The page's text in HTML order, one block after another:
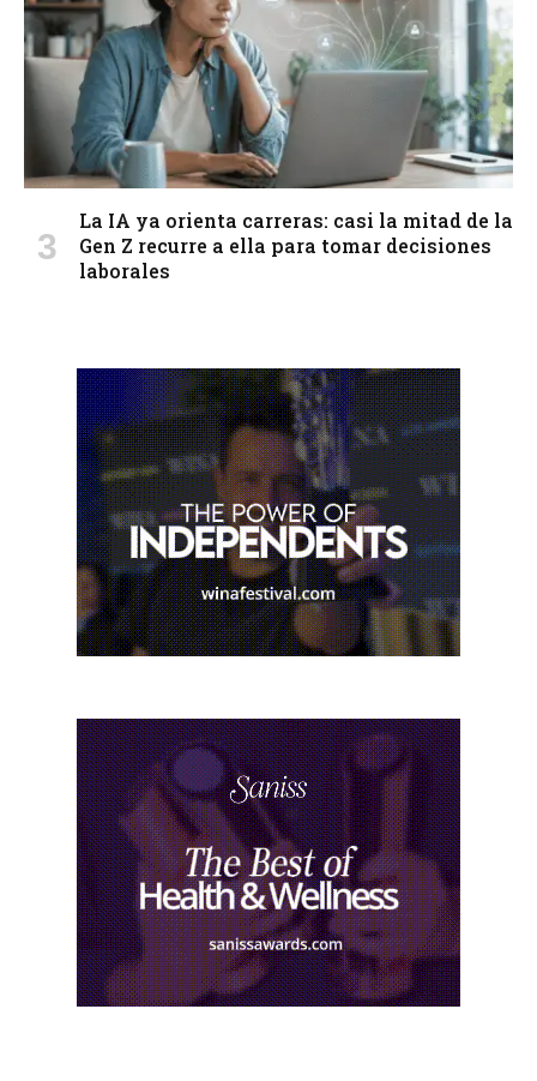
La IA ya orienta carreras: casi la mitad de la
Gen Z recurre a ella para tomar decisiones
laborales